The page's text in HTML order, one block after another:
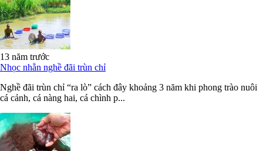
13 năm trước
Nhọc nhằn nghề đãi trùn chỉ
Nghề đãi trùn chỉ “ra lò” cách đây khoảng 3 năm khi phong trào nuôi
cá cảnh, cá nàng hai, cá chình p...